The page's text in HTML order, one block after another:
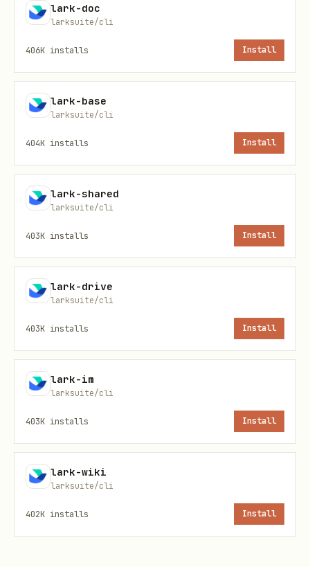
如果 lark-cli
https://go.larkoffice.com/join-
chat/2f4nb0e1-fe00-4f67-bed7-
25beaf533fbd
定位
本 skill 与 lark-vc 并列：
lark-vc 负责"会后查询"
：机器人入会 /
读取进行中会议的实时事件 / 机器人离会
按此分工路由，避免两个 skill 语义混淆。
应路由到
"帮我入会 123456789"、"代我
"会议现在还开着，谁刚加入
了"、"会议里谁在发言"、"有人共
享屏幕吗"（进行中会议
人已入会）
本 skill
lark-doc
larksuite/cli
406K installs Install
lark-base
larksuite/cli
404K installs Install
lark-shared
larksuite/cli
403K installs Install
lark-drive
larksuite/cli
403K installs Install
lark-im
larksuite/cli
403K installs Install
lark-wiki
larksuite/cli
402K installs Install